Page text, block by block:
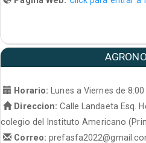
Horario:
Lunes a Viernes de
Direccion: Calle Landaeta Esq.
colegio del Instituto Americano
Correo: